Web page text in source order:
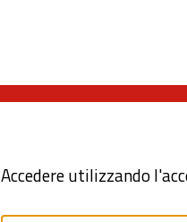
Accedere utilizzando